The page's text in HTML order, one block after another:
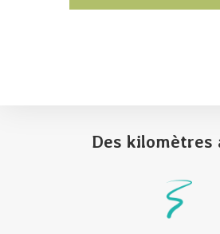
Des kilomètres